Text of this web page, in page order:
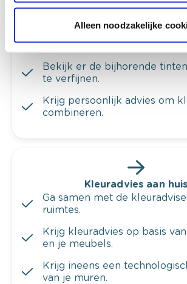
Alleen noodzakelijke
Bekijk je kleur in de
Ontdek er kleurechte stalen
kleurenselectie.
Bekijk er de bijhorende
te verfijnen.
Krijg persoonlijk advies om
combineren.
Kleuradvies aan huis
Ga samen met de
ruimtes.
Krijg kleuradvies op basis
en je meubels.
Krijg ineens een
van je muren.